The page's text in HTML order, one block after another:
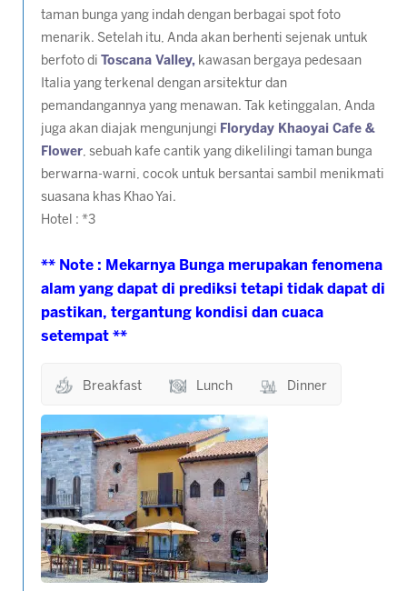
taman bunga yang indah dengan berbagai spot foto
menarik. Setelah itu, Anda akan berhenti sejenak untuk
berfoto di
Toscana Valley, kawasan bergaya pedesaan
Italia yang terkenal dengan arsitektur dan
pemandangannya yang menawan. Tak ketinggalan, Anda
juga akan diajak mengunjungi Floryday Khaoyai Cafe &
Flower, sebuah kafe cantik yang dikelilingi taman bunga
berwarna-warni, cocok untuk bersantai sambil menikmati
suasana khas Khao Yai.
Hotel : *3
** Note : Mekarnya Bunga merupakan fenomena
alam yang dapat di prediksi tetapi tidak dapat di
pastikan, tergantung kondisi dan cuaca
setempat **
Breakfast Lunch Dinner